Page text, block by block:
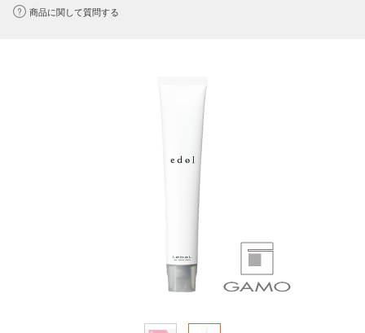
商品に関して質問する